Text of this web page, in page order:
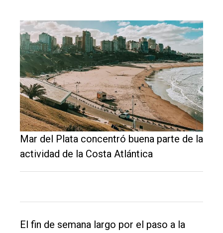
El
único
Inicio
Mar del Plata concentró buena parte de la
actividad de la Costa Atlántica
El fin de semana largo por el paso a la